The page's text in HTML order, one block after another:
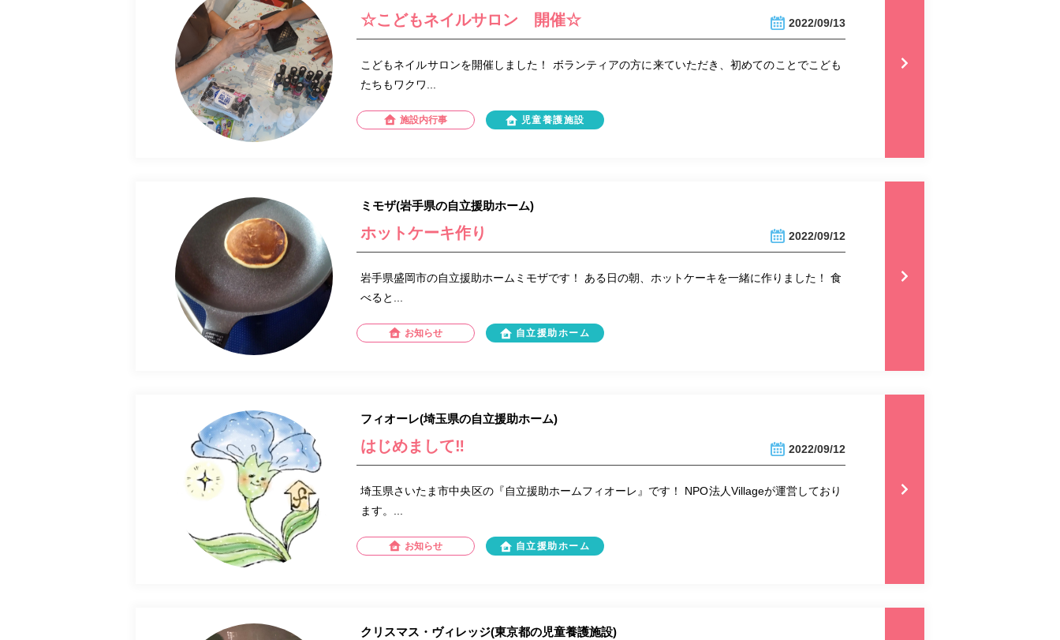
2022/09/13
☆こどもネイルサロン 開催☆
こどもネイルサロンを開催しました！ ボランティアの方に来ていただき、初めてのことでこども
たちもワクワ...
施設内行事 児童養護施設
2022/09/12
ミモザ(岩手県の自立援助ホーム)
ホットケーキ作り
岩手県盛岡市の自立援助ホームミモザです！ ある日の朝、ホットケーキを一緒に作りました！ 食
べると...
お知らせ 自立援助ホーム
2022/09/12
フィオーレ(埼玉県の自立援助ホーム)
はじめまして‼
埼玉県さいたま市中央区の『自立援助ホームフィオーレ』です！ NPO法人Villageが運営しており
ます。...
お知らせ 自立援助ホーム
クリスマス・ヴィレッジ(東京都の児童養護施設)